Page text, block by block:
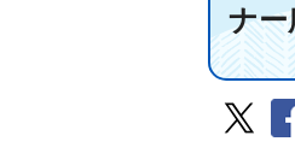
ナー